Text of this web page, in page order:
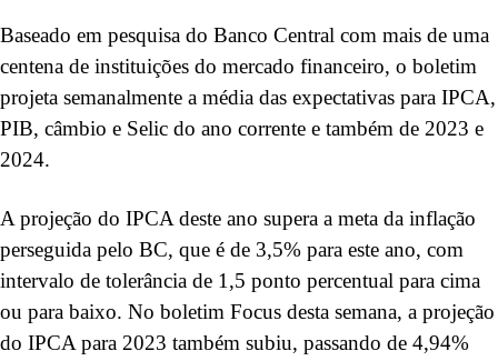
Baseado em pesquisa do Banco Central com mais de uma
centena de instituições do mercado financeiro, o boletim
projeta semanalmente a média das expectativas para IPCA,
PIB, câmbio e Selic do ano corrente e também de 2023 e
2024.
A projeção do IPCA deste ano supera a meta da inflação
perseguida pelo BC, que é de 3,5% para este ano, com
intervalo de tolerância de 1,5 ponto percentual para cima
ou para baixo. No boletim Focus desta semana, a projeção
do IPCA para 2023 também subiu, passando de 4,94%